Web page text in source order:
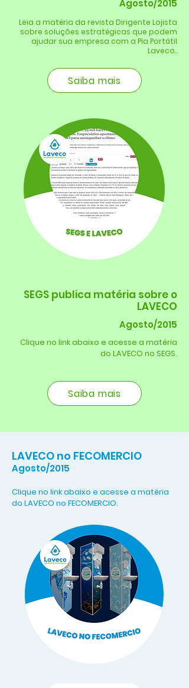
Agosto/2015
Leia a matéria da revista Dirigente Lojista
sobre soluções estratégicas que podem
ajudar sua empresa com a Pia Portátil
Laveco..
Saiba mais
SEGS publica matéria sobre o
LAVECO
Agosto/2015
Clique no link abaixo e acesse a matéria
do LAVECO no SEGS.
Saiba mais
LAVECO no FECOMERCIO
Agosto/2015
Clique no link abaixo e acesse a matéria
do LAVECO no FECOMERCIO.